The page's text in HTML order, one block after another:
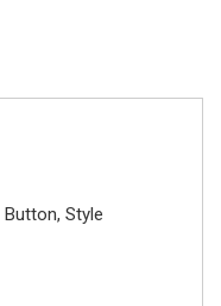
Button, Style